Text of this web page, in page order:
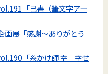
「己書（筆文字アー
画展「感謝～ありがとう
「糸かけ師 幸 幸せ